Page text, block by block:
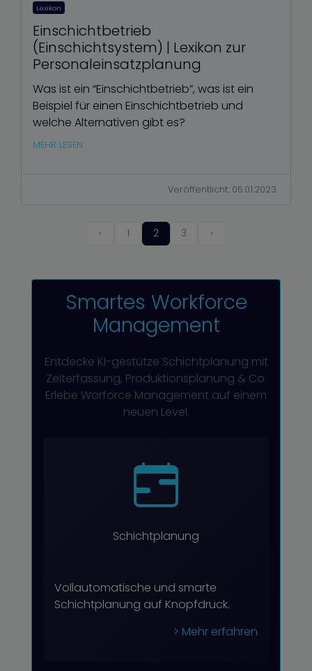
Lexikon
Einschichtbetrieb
(Einschichtsystem) | Lexikon zur
Personaleinsatzplanung
Was ist ein “Einschichtbetrieb”, was ist ein
Beispiel für einen Einschichtbetrieb und
welche Alternativen gibt es?
MEHR LESEN
Veröffentlicht: 05.01.2023
‹ 1 2 3 ›
Smartes Workforce
Management
Entdecke KI-gestütze Schichtplanung mit
Zeiterfassung, Produktionsplanung & Co.
Erlebe Worforce Management auf einem
neuen Level.
Schichtplanung
Vollautomatische und smarte
Schichtplanung auf Knopfdruck.
> Mehr erfahren